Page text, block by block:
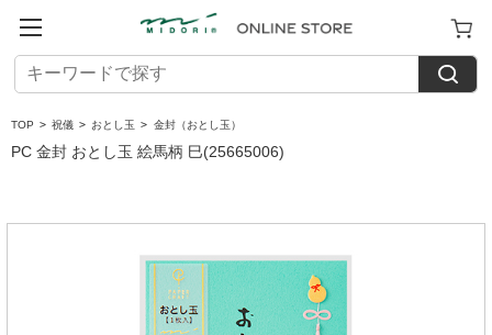
TOP > 祝儀 > おとし玉 > 金封（おとし玉）
PC 金封 おとし玉 絵馬柄 巳(25665006)